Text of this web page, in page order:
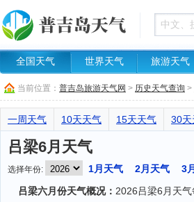
全国天气 世界天气 旅游天气
当前位置： 普吉岛旅游天气网 > 历史天气查询 >
一周天气 10天天气 15天天气 30天
吕梁6月天气
选择年份: 1月天气 2月天气 3
吕梁六月份天气概况： 2026吕梁6月天